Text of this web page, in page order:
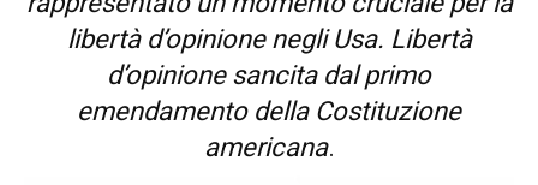
libertà d’opinione negli Usa. Libertà
d’opinione sancita dal primo
emendamento della Costituzione
americana.